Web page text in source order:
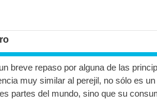
breve repaso por alguna de las
muy similar al perejil, no sólo es
partes del mundo, sino que su